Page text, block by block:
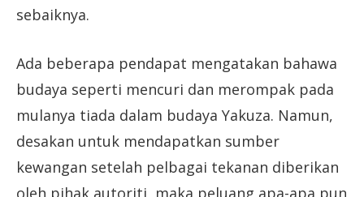
sebaiknya.
Ada beberapa pendapat mengatakan bahawa
budaya seperti mencuri dan merompak pada
mulanya tiada dalam budaya Yakuza. Namun,
desakan untuk mendapatkan sumber
kewangan setelah pelbagai tekanan diberikan
oleh pihak autoriti, maka peluang apa-apa pun